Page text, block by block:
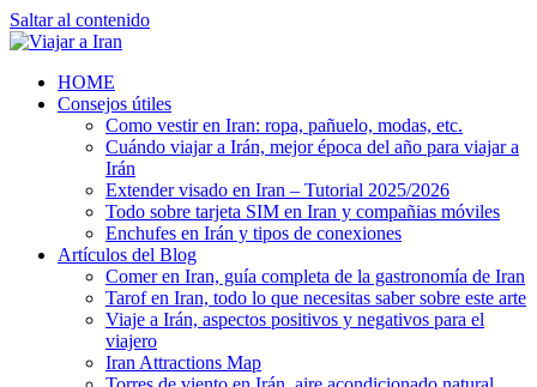
Saltar al contenido
HOME
Consejos útiles
Como vestir en Iran: ropa, pañuelo, modas, etc.
Cuándo viajar a Irán, mejor época del año para viajar a
Irán
Extender visado en Iran – Tutorial 2025/2026
Todo sobre tarjeta SIM en Iran y compañias móviles
Enchufes en Irán y tipos de conexiones
Artículos del Blog
Comer en Iran, guía completa de la gastronomía de Iran
Tarof en Iran, todo lo que necesitas saber sobre este arte
Viaje a Irán, aspectos positivos y negativos para el
viajero
Iran Attractions Map